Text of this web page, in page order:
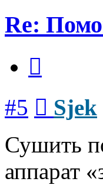
Re:
#5 Sjek
Сушить
аппарат